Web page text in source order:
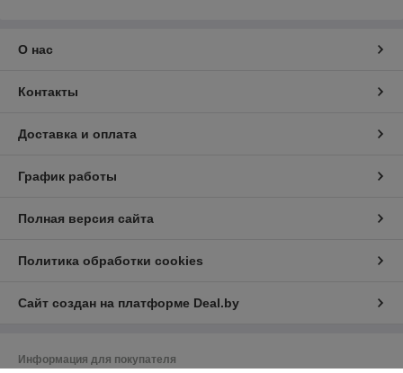
О нас
Контакты
Доставка и оплата
График работы
Полная версия сайта
Политика обработки cookies
Сайт создан на платформе Deal.by
Информация для покупателя